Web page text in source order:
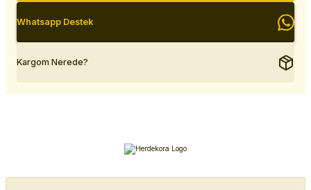
Whatsapp Destek
Kargom Nerede?